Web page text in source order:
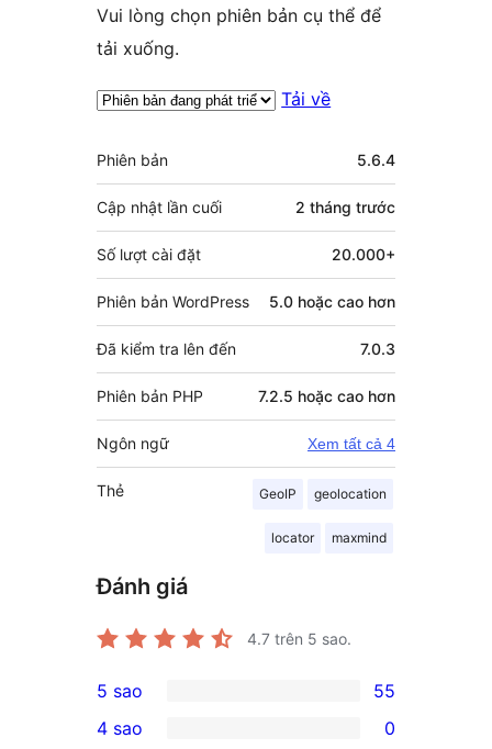
Vui lòng chọn phiên bản cụ thể để
tải xuống.
Tải về
Meta
Phiên bản 5.6.4
Cập nhật lần cuối 2 tháng trước
Số lượt cài đặt 20.000+
Phiên bản WordPress 5.0 hoặc cao hơn
Đã kiểm tra lên đến 7.0.3
Phiên bản PHP 7.2.5 hoặc cao hơn
Ngôn ngữ Xem tất cả 4
Thẻ GeoIP geolocation
locator maxmind
Đánh giá
4.7 trên 5 sao.
55
5-
5 sao 55
4 sao 0